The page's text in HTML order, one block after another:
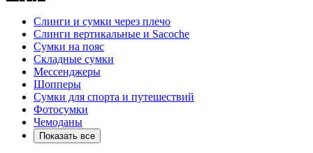
Слинги и сумки через плечо
Слинги вертикальные и Sacoche
Сумки на пояс
Складные сумки
Мессенджеры
Шопперы
Сумки для спорта и путешествий
Фотосумки
Чемоданы
Показать все